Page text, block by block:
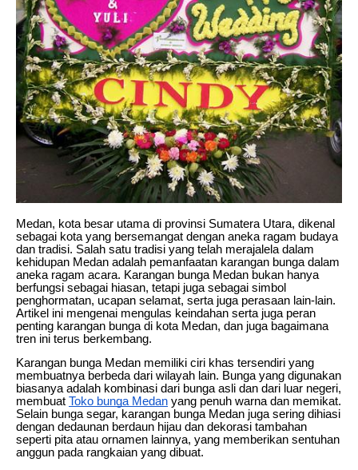
Medan, kota besar utama di provinsi Sumatera Utara, dikenal
sebagai kota yang bersemangat dengan aneka ragam budaya
dan tradisi. Salah satu tradisi yang telah merajalela dalam
kehidupan Medan adalah pemanfaatan karangan bunga dalam
aneka ragam acara. Karangan bunga Medan bukan hanya
berfungsi sebagai hiasan, tetapi juga sebagai simbol
penghormatan, ucapan selamat, serta juga perasaan lain-lain.
Artikel ini mengenai mengulas keindahan serta juga peran
penting karangan bunga di kota Medan, dan juga bagaimana
tren ini terus berkembang.
Karangan bunga Medan memiliki ciri khas tersendiri yang
membuatnya berbeda dari wilayah lain. Bunga yang digunakan
biasanya adalah kombinasi dari bunga asli dan dari luar negeri,
membuat Toko bunga Medan yang penuh warna dan memikat.
Selain bunga segar, karangan bunga Medan juga sering dihiasi
dengan dedaunan berdaun hijau dan dekorasi tambahan
seperti pita atau ornamen lainnya, yang memberikan sentuhan
anggun pada rangkaian yang dibuat.